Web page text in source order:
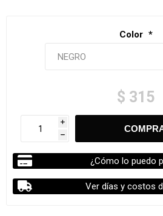
Color *
$ 315
i
h
¿Cómo lo puedo
Ver días y costos